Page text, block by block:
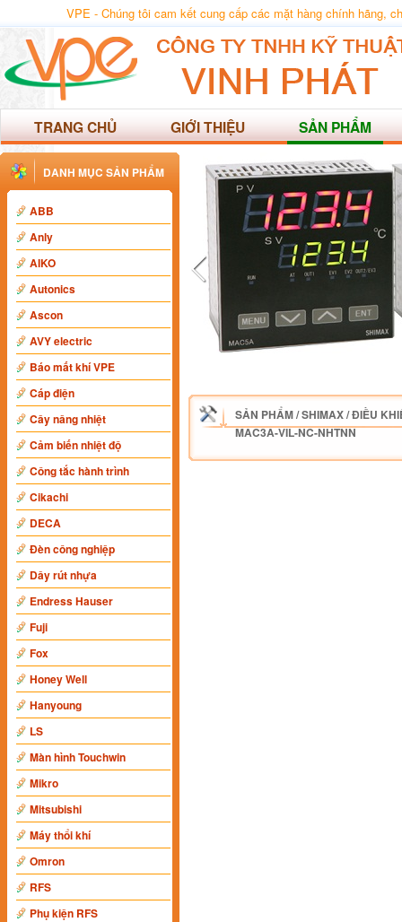
VPE - Chúng tôi cam kết cung cấp các mặt hàng chính hãng,
TRANG CHỦ GIỚI THIỆU SẢN PHẨM
DANH MỤC SẢN PHẨM
ABB
Anly
AIKO
Autonics
Ascon
AVY electric
Báo mất khí VPE
Cáp điện
Cây nâng nhiệt
Cảm biến nhiệt độ
Công tắc hành trình
Cikachi
DECA
Đèn công nghiệp
Dây rút nhựa
Endress Hauser
Fuji
Fox
Honey Well
Hanyoung
LS
Màn hình Touchwin
Mikro
Mitsubishi
Máy thổi khí
Omron
RFS
Phụ kiện RFS
SẢN PHẨM/SHIMAX/ĐIỀU
MAC3A-VIL-NC-NHTNN